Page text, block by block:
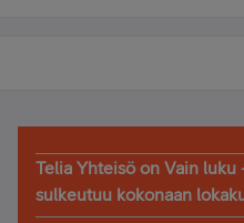
Telia Yhteisö on Vain luku
sulkeutuu kokonaan